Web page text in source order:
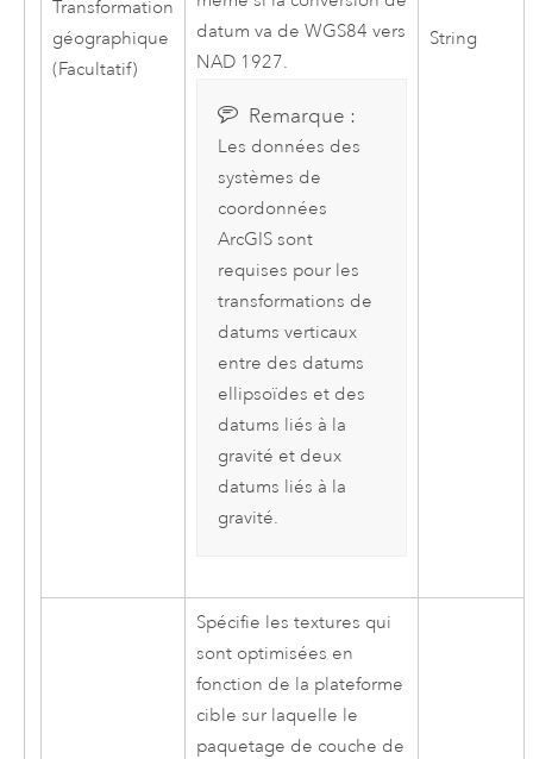
Transformation
géographique
(Facultatif)
datum va de WGS84 vers
NAD 1927.
Remarque :
Les données des
systèmes de
coordonnées
ArcGIS sont
requises pour les
transformations de
datums verticaux
entre des datums
ellipsoïdes et des
datums liés à la
gravité et deux
datums liés à la
gravité.
String
Spécifie les textures qui
sont optimisées en
fonction de la plateforme
cible sur laquelle le
paquetage de couche de